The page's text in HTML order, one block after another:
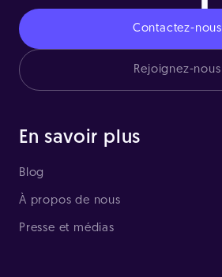
Contactez-nous
Rejoignez-nous
En savoir plus
Blog
À propos de nous
Presse et médias